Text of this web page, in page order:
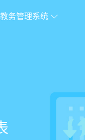
教务管理系统